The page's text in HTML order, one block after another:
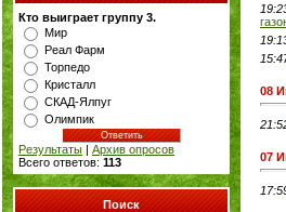
Кто выиграет группу 3.
Мир
Реал Фарм
Торпедо
Кристалл
СКАД-Ялпуг
Олимпик
Результаты | Архив опросов
Всего ответов: 113
Поиск
08
07